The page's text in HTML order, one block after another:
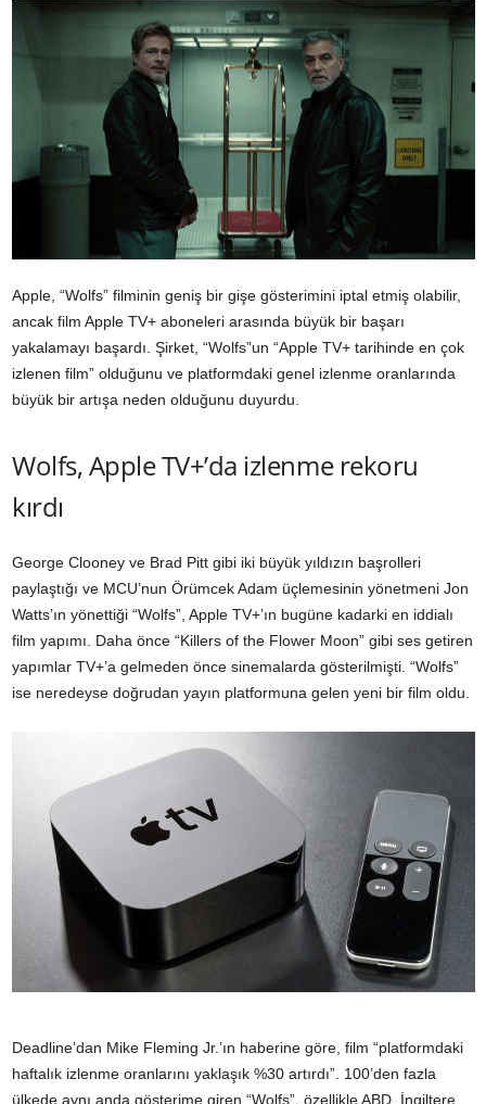
Apple, “Wolfs” filminin geniş bir gişe gösterimini iptal etmiş olabilir,
ancak film Apple TV+ aboneleri arasında büyük bir başarı
yakalamayı başardı. Şirket, “Wolfs”un “Apple TV+ tarihinde en çok
izlenen film” olduğunu ve platformdaki genel izlenme oranlarında
büyük bir artışa neden olduğunu duyurdu.
Wolfs, Apple TV+’da izlenme rekoru
kırdı
George Clooney ve Brad Pitt gibi iki büyük yıldızın başrolleri
paylaştığı ve MCU’nun Örümcek Adam üçlemesinin yönetmeni Jon
Watts’ın yönettiği “Wolfs”, Apple TV+’ın bugüne kadarki en iddialı
film yapımı. Daha önce “Killers of the Flower Moon” gibi ses getiren
yapımlar TV+’a gelmeden önce sinemalarda gösterilmişti. “Wolfs”
ise neredeyse doğrudan yayın platformuna gelen yeni bir film oldu.
Deadline’dan Mike Fleming Jr.’ın haberine göre, film “platformdaki
haftalık izlenme oranlarını yaklaşık %30 artırdı”. 100’den fazla
ülkede aynı anda gösterime giren “Wolfs”, özellikle ABD, İngiltere,